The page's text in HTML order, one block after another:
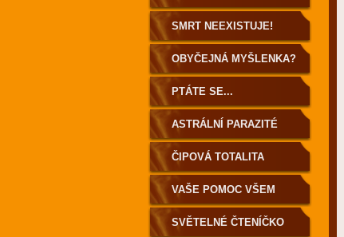
SMRT NEEXISTUJE!
OBYČEJNÁ MYŠLENKA?
PTÁTE SE...
ASTRÁLNÍ PARAZITÉ
ČIPOVÁ TOTALITA
VAŠE POMOC VŠEM
SVĚTELNÉ ČTENÍČKO